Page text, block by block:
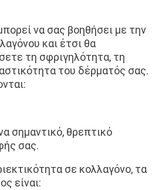
να σας βοηθήσει με την
και έτσι θα
τη σφριγηλότητα, τη
του δέρματός σας.
σημαντικό, θρεπτικό
σας.
σε κολλαγόνο, τα
είναι: